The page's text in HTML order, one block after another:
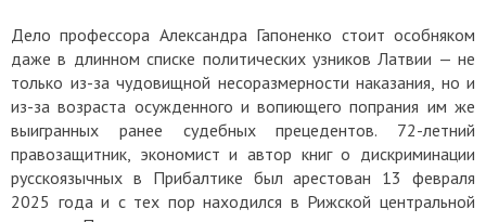
Дело профессора Александра Гапоненко стоит особняком
даже в длинном списке политических узников Латвии — не
только из-за чудовищной несоразмерности наказания, но и
из-за возраста осужденного и вопиющего попрания им же
выигранных ранее судебных прецедентов. 72-летний
правозащитник, экономист и автор книг о дискриминации
русскоязычных в Прибалтике был арестован 13 февраля
2025 года и с тех пор находился в Рижской центральной